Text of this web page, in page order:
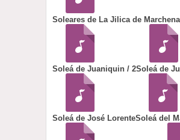
Soleares de La Jilica de
Soleá de Juaniquin / 2Soleá de
Soleá de José LorenteSoleá del